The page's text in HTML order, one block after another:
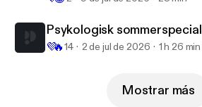
Psykologisk sommerspecial
💜🔥14 2 de jul de 2026 1 h 26 min
Mostrar más